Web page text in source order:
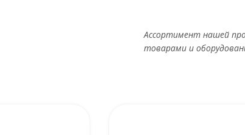
Ассортимент нашей
товарами и